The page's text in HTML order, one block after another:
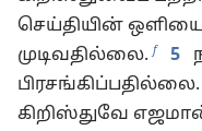
செய்தியின்
முடிவதில்லை. f 5
கிறிஸ்துவே